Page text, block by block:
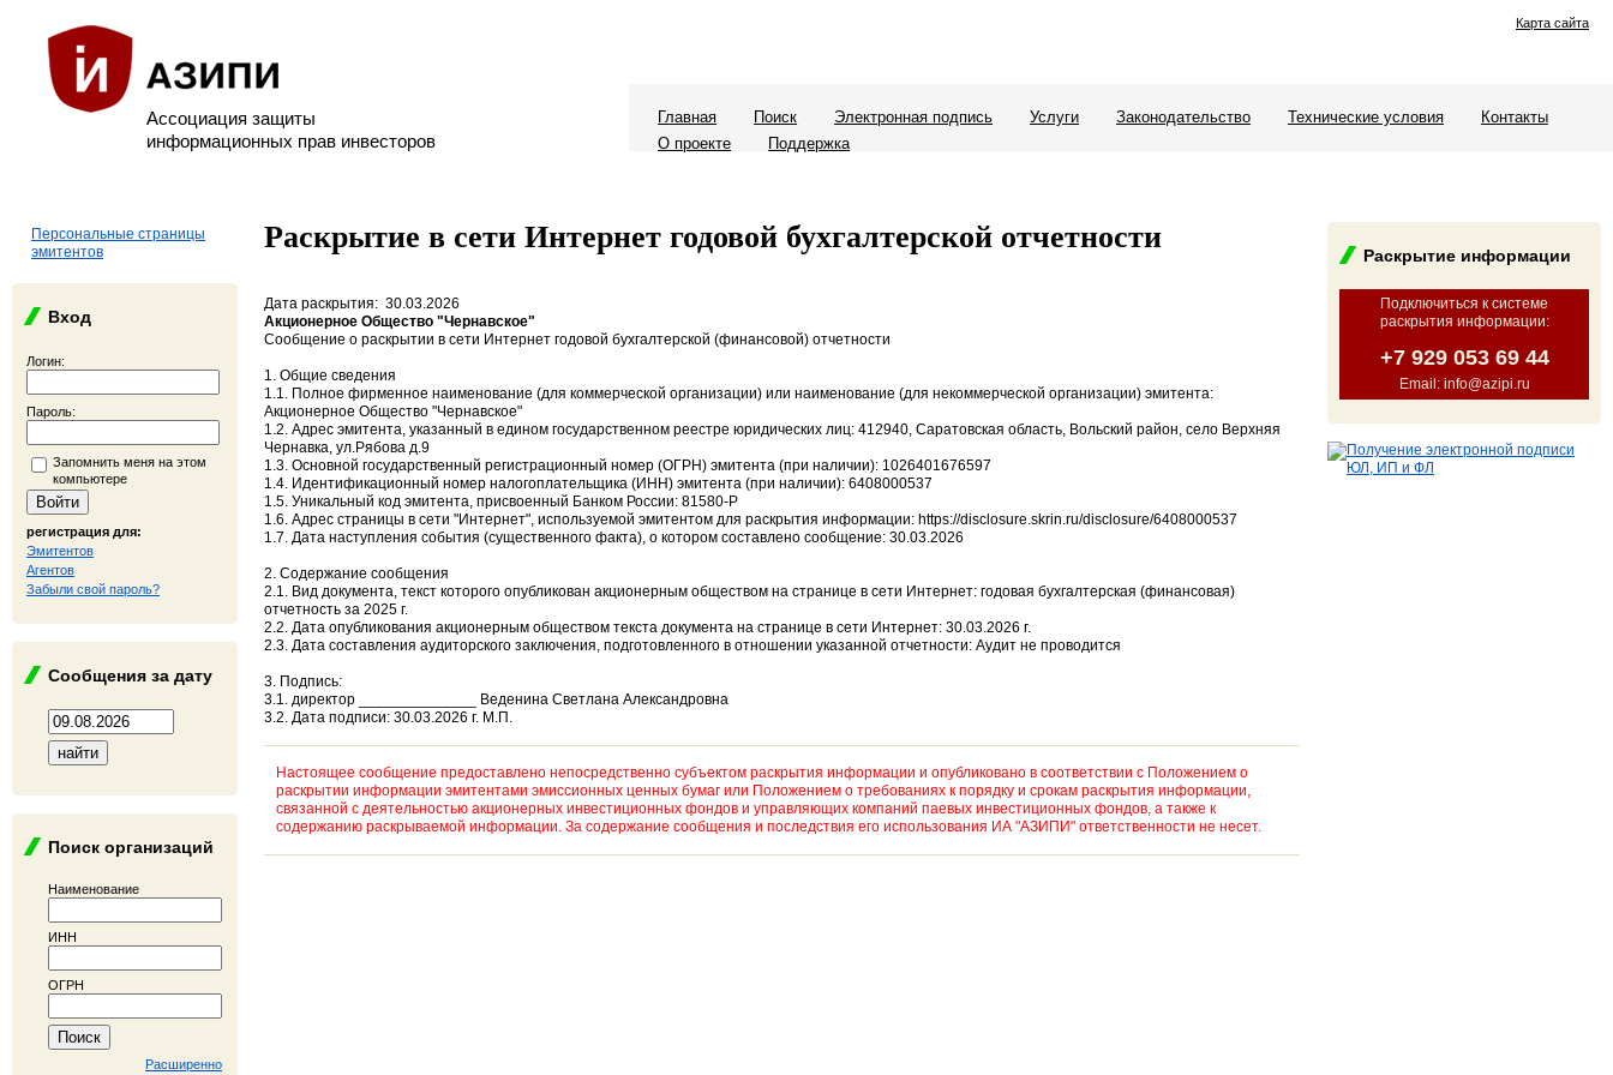
Ассоциация защиты
информационных прав инвесторов
Карта сайта
Главная Поиск Электронная подпись Услуги Законодательство Технические условия
Контакты
О проекте
Поддержка
Персональные страницы
эмитентов
Вход
Логин:
Пароль:
Запомнить меня на этом
компьютере
регистрация для:
Эмитентов
Агентов
Забыли свой пароль?
Сообщения за дату
Поиск организаций
Наименование
ИНН
ОГРН
Расширенно
Раскрытие информации
Подключиться к системе
раскрытия информации:
+7 929 053 69 44
Email: info@azipi.ru
Раскрытие в сети Интернет годовой бухгалтерской отчетности
Дата раскрытия: 30.03.2026
Акционерное Общество "Чернавское"
Сообщение о раскрытии в сети Интернет годовой бухгалтерской (финансовой) отчетности
1. Общие сведения
1.1. Полное фирменное наименование (для коммерческой организации) или наименование (для некоммерческой организации) эмитента:
Акционерное Общество "Чернавское"
1.2. Адрес эмитента, указанный в едином государственном реестре юридических лиц: 412940, Саратовская область, Вольский район, село Верхняя
Чернавка, ул.Рябова д.9
1.3. Основной государственный регистрационный номер (ОГРН) эмитента (при наличии): 1026401676597
1.4. Идентификационный номер налогоплательщика (ИНН) эмитента (при наличии): 6408000537
1.5. Уникальный код эмитента, присвоенный Банком России: 81580-P
1.6. Адрес страницы в сети "Интернет", используемой эмитентом для раскрытия информации: https://disclosure.skrin.ru/disclosure/6408000537
1.7. Дата наступления события (существенного факта), о котором составлено сообщение: 30.03.2026
2. Содержание сообщения
2.1. Вид документа, текст которого опубликован акционерным обществом на странице в сети Интернет: годовая бухгалтерская (финансовая)
отчетность за 2025 г.
2.2. Дата опубликования акционерным обществом текста документа на странице в сети Интернет: 30.03.2026 г.
2.3. Дата составления аудиторского заключения, подготовленного в отношении указанной отчетности: Аудит не проводится
3. Подпись:
3.1. директор ______________ Веденина Светлана Александровна
3.2. Дата подписи: 30.03.2026 г. М.П.
Настоящее сообщение предоставлено непосредственно субъектом раскрытия информации и опубликовано в соответствии с Положением о
раскрытии информации эмитентами эмиссионных ценных бумаг или Положением о требованиях к порядку и срокам раскрытия информации,
связанной с деятельностью акционерных инвестиционных фондов и управляющих компаний паевых инвестиционных фондов, а также к
содержанию раскрываемой информации. За содержание сообщения и последствия его использования ИА "АЗИПИ" ответственности не несет.